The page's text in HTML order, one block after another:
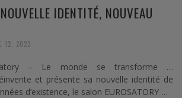
IDENTITÉ, NOUVEAU
12, 2022
– Le monde se transforme …
et présente sa nouvelle identité de
d’existence, le salon EUROSATORY …